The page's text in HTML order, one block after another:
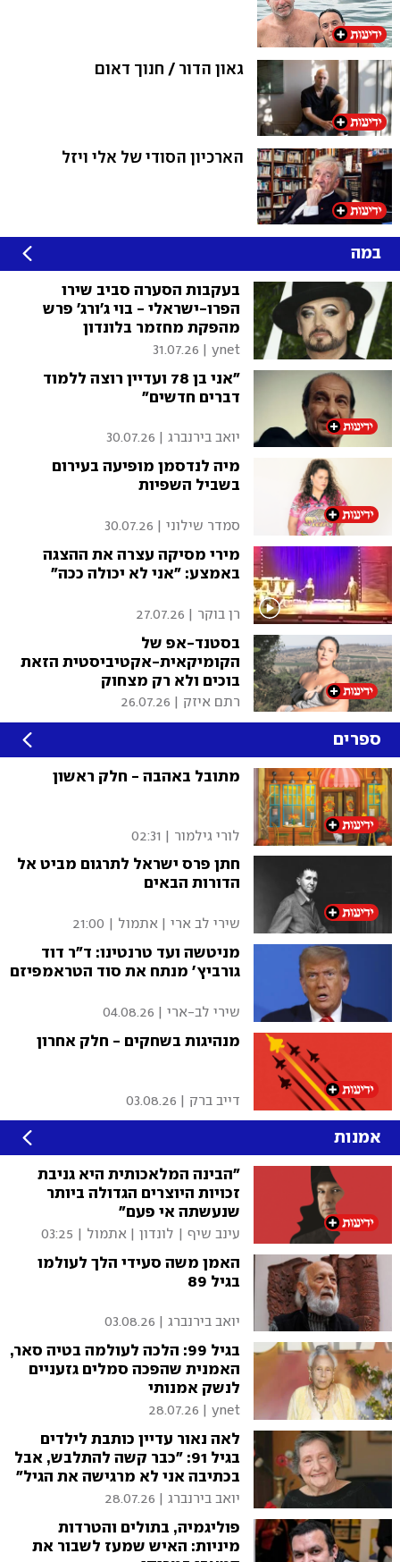
גאון הדור / חנוך דאום
הארכיון הסודי של אלי ויזל
במה
בעקבות הסערה סביב שירו
הפרו-ישראלי - בוי ג'ורג' פרש
מהפקת מחזמר בלונדון
ynet
31.07.26
"אני בן 78 ועדיין רוצה ללמוד
דברים חדשים"
יואב בירנברג 30.07.26
מיה לנדסמן מופיעה בעירום
בשביל השפיות
סמדר שילוני 30.07.26
מירי מסיקה עצרה את ההצגה
באמצע: "אני לא יכולה ככה"
רן בוקר 27.07.26
בסטנד-אפ של
הקומיקאית-אקטיביסטית הזאת
בוכים ולא רק מצחוק
רתם איזק 26.07.26
ספרים
מתובל באהבה - חלק ראשון
לורי גילמור 02:31
חתן פרס ישראל לתרגום מביט אל
הדורות הבאים
שירי לב ארי אתמול | 21:00
מניטשה ועד טרנטינו: ד"ר דוד
גורביץ' מנתח את סוד הטראמפיזם
שירי לב-ארי 04.08.26
מנהיגות בשחקים - חלק אחרון
דייב ברק 03.08.26
אמנות
"הבינה המלאכותית היא גניבת
זכויות היוצרים הגדולה ביותר
שנעשתה אי פעם"
עינב שיף | לונדון אתמול | 03:25
האמן משה סעידי הלך לעולמו
בגיל 89
יואב בירנברג 03.08.26
בגיל 99: הלכה לעולמה בטיה סאר,
האמנית שהפכה סמלים גזעניים
לנשק אמנותי
ynet
28.07.26
לאה נאור עדיין כותבת לילדים
בגיל 91: "כבר קשה להתלבש, אבל
בכתיבה אני לא מרגישה את הגיל"
יואב בירנברג 28.07.26
פוליגמיה, בתולים והטרדות
מיניות: האיש שמעז לשבור את